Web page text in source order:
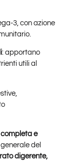
3, con azione
: apportano
utili al
e
del
digerente,